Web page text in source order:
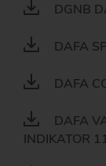
DGNB
DAFA
DAFA
DAFA
INDIKATOR